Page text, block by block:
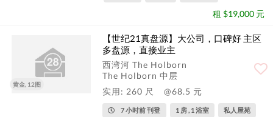
租 $19,000 元
黄金, 12图
【世纪21真盘源】大公司，口碑好 主区
多盘源，直接业主
西湾河 The Holborn
The Holborn 中层
实用: 260 尺
@68.5 元
7 小时前 刊登 1 房 , 1 浴室 私人屋苑